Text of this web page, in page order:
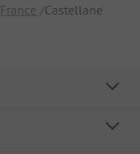
France Castellane